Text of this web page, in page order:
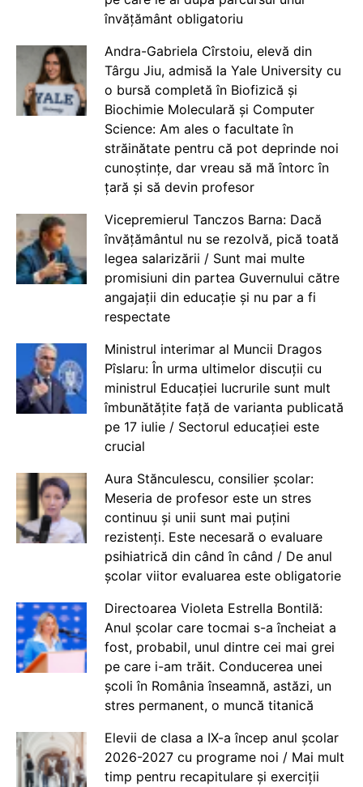
învățământ obligatoriu
Andra-Gabriela Cîrstoiu, elevă din
Târgu Jiu, admisă la Yale University cu
o bursă completă în Biofizică și
Biochimie Moleculară și Computer
Science: Am ales o facultate în
străinătate pentru că pot deprinde noi
cunoștințe, dar vreau să mă întorc în
țară și să devin profesor
Vicepremierul Tanczos Barna: Dacă
învățământul nu se rezolvă, pică toată
legea salarizării / Sunt mai multe
promisiuni din partea Guvernului către
angajații din educație și nu par a fi
respectate
Ministrul interimar al Muncii Dragos
Pîslaru: În urma ultimelor discuții cu
ministrul Educației lucrurile sunt mult
îmbunătățite față de varianta publicată
pe 17 iulie / Sectorul educației este
crucial
Aura Stănculescu, consilier școlar:
Meseria de profesor este un stres
continuu și unii sunt mai puțini
rezistenți. Este necesară o evaluare
psihiatrică din când în când / De anul
școlar viitor evaluarea este obligatorie
Directoarea Violeta Estrella Bontilă:
Anul școlar care tocmai s-a încheiat a
fost, probabil, unul dintre cei mai grei
pe care i-am trăit. Conducerea unei
școli în România înseamnă, astăzi, un
stres permanent, o muncă titanică
Elevii de clasa a IX-a încep anul școlar
2026-2027 cu programe noi / Mai mult
timp pentru recapitulare și exerciții